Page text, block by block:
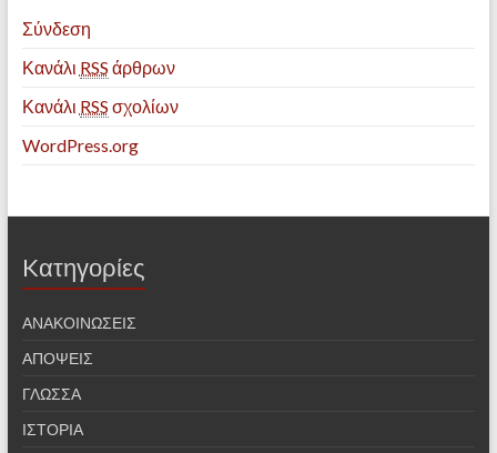
Σύνδεση
Κανάλι RSS άρθρων
Κανάλι RSS σχολίων
WordPress.org
Kατηγορίες
ΑΝΑΚΟΙΝΩΣΕΙΣ
ΑΠΟΨΕΙΣ
ΓΛΩΣΣΑ
ΙΣΤΟΡΙΑ